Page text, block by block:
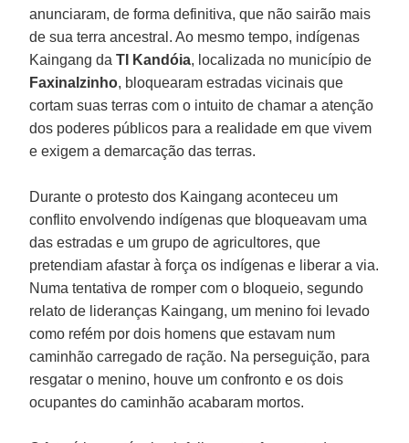
anunciaram, de forma definitiva, que não sairão mais
de sua terra ancestral. Ao mesmo tempo, indígenas
Kaingang da TI Kandóia, localizada no município de
Faxinalzinho, bloquearam estradas vicinais que
cortam suas terras com o intuito de chamar a atenção
dos poderes públicos para a realidade em que vivem
e exigem a demarcação das terras.
Durante o protesto dos Kaingang aconteceu um
conflito envolvendo indígenas que bloqueavam uma
das estradas e um grupo de agricultores, que
pretendiam afastar à força os indígenas e liberar a via.
Numa tentativa de romper com o bloqueio, segundo
relato de lideranças Kaingang, um menino foi levado
como refém por dois homens que estavam num
caminhão carregado de ração. Na perseguição, para
resgatar o menino, houve um confronto e os dois
ocupantes do caminhão acabaram mortos.